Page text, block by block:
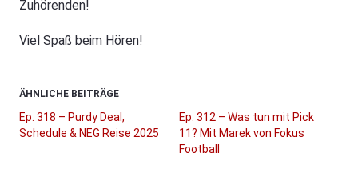
Zuhörenden!
Viel Spaß beim Hören!
ÄHNLICHE BEITRÄGE
Ep. 318 – Purdy Deal,
Schedule & NEG Reise 2025
Ep. 312 – Was tun mit Pick
11? Mit Marek von Fokus
Football